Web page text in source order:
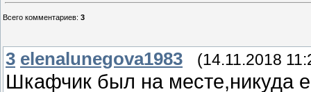
Всего комментариев: 3
3 elenalunegova1983 (14.11.2018
Шкафчик был на месте,никуда